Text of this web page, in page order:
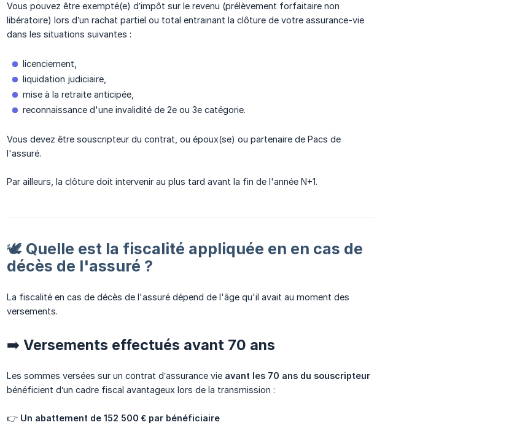
Vous pouvez être exempté(e) d’impôt sur le revenu (prélèvement forfaitaire non
libératoire) lors d’un rachat partiel ou total entrainant la clôture de votre assurance-vie
dans les situations suivantes :
licenciement,
liquidation judiciaire,
mise à la retraite anticipée,
reconnaissance d'une invalidité de 2e ou 3e catégorie.
Vous devez être souscripteur du contrat, ou époux(se) ou partenaire de Pacs de
l'assuré.
Par ailleurs, la clôture doit intervenir au plus tard avant la fin de l'année N+1.
🕊️ Quelle est la fiscalité appliquée en en cas de
décès de l'assuré ?
La fiscalité en cas de décès de l'assuré dépend de l'âge qu'il avait au moment des
versements.
➡️ Versements effectués avant 70 ans
Les sommes versées sur un contrat d’assurance vie avant les 70 ans du souscripteur
bénéficient d’un cadre fiscal avantageux lors de la transmission :
👉 Un abattement de 152 500 € par bénéficiaire